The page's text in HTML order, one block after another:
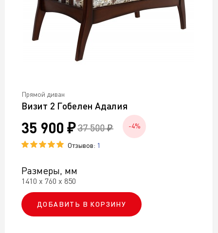
Прямой диван
Визит 2 Гобелен Адалия
35 900 ₽ 37 500 ₽ -4%
Отзывов: 1
Размеры, мм
1410 х 760 х 850
ДОБАВИТЬ В КОРЗИНУ